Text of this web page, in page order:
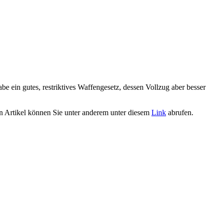
ein gutes, restriktives Waffengesetz, dessen Vollzug aber besser
können Sie unter anderem unter diesem Link abrufen.